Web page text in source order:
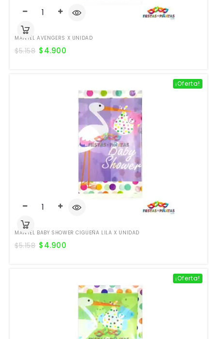
MANTEL AVENGERS X UNIDAD
$5.158 $4.900
¡Oferta!
MANTEL BABY SHOWER CIGUEÑA LILA X UNIDAD
$5.158 $4.900
¡Oferta!